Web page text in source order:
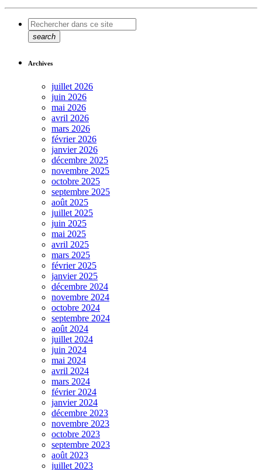
search
Archives
juillet 2026
juin 2026
mai 2026
avril 2026
mars 2026
février 2026
janvier 2026
décembre 2025
novembre 2025
octobre 2025
septembre 2025
août 2025
juillet 2025
juin 2025
mai 2025
avril 2025
mars 2025
février 2025
janvier 2025
décembre 2024
novembre 2024
octobre 2024
septembre 2024
août 2024
juillet 2024
juin 2024
mai 2024
avril 2024
mars 2024
février 2024
janvier 2024
décembre 2023
novembre 2023
octobre 2023
septembre 2023
août 2023
juillet 2023